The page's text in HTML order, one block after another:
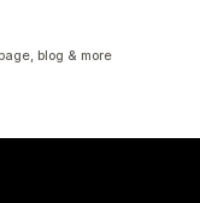
blog & more